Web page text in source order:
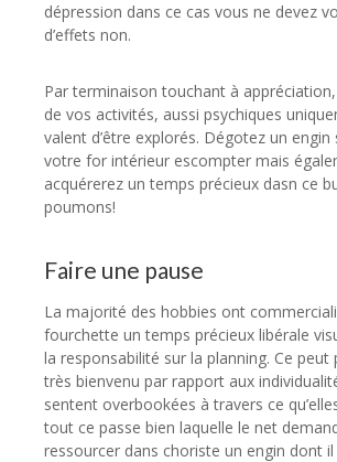
dépression dans ce cas vous ne devez
d’effets non.
Par terminaison touchant à
de vos activités, aussi psychiques
valent d’être explorés. Dégotez un
votre for intérieur escompter mais
acquérerez un temps précieux dasn ce
poumons!
Faire une pause
La majorité des hobbies ont
fourchette un temps précieux libérale
la responsabilité sur la planning. Ce
très bienvenu par rapport aux
sentent overbookées à travers ce
tout ce passe bien laquelle le net
ressourcer dans choriste un engin dont